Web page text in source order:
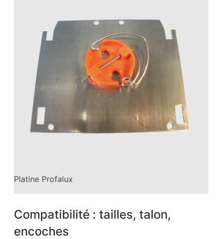
Platine Profalux
Compatibilité : tailles, talon,
encoches